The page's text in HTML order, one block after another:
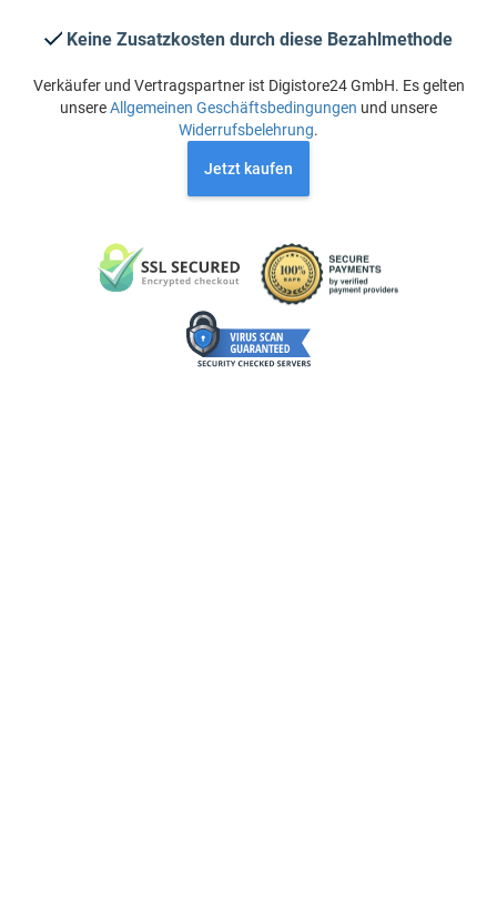
Keine Zusatzkosten durch diese Bezahlmethode
Verkäufer und Vertragspartner ist Digistore24 GmbH. Es gelten
unsereAllgemeinen Geschäftsbedingungen und unsere
Widerrufsbelehrung.
Jetzt kaufen